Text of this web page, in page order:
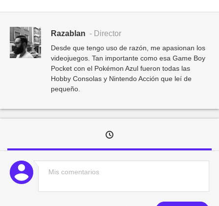
Razablan - Director
Desde que tengo uso de razón, me apasionan los
videojuegos. Tan importante como esa Game Boy
Pocket con el Pokémon Azul fueron todas las
Hobby Consolas y Nintendo Acción que leí de
pequeño.